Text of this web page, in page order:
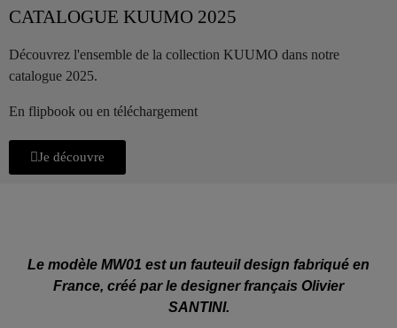
CATALOGUE KUUMO 2025
Découvrez l'ensemble de la collection KUUMO dans notre
catalogue 2025.
En flipbook ou en téléchargement
Je découvre
Le modèle MW01 est un fauteuil design fabriqué en
France, créé par le designer français Olivier
SANTINI.